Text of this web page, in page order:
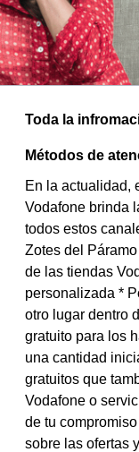
Toda la
Métodos de
En la actualidad,
Vodafone brinda
todos estos
Zotes del
de las tiendas
personalizada *
otro lugar dentro
gratuito para los
una cantidad
gratuitos que
Vodafone o
de tu
sobre las ofertas